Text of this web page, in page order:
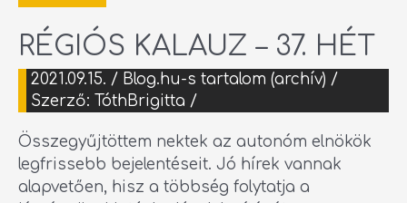
RÉGIÓS KALAUZ – 37. HÉT
2021.09.15. / Blog.hu-s tartalom (archív) /
Szerző: TóthBrigitta /
Összegyűjtöttem nektek az autonóm elnökök
legfrissebb bejelentéseit. Jó hírek vannak
alapvetően, hisz a többség folytatja a